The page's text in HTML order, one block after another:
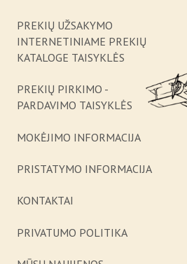
PREKIŲ UŽSAKYMO
INTERNETINIAME PREKIŲ
KATALOGE TAISYKLĖS
PREKIŲ PIRKIMO -
PARDAVIMO TAISYKLĖS
MOKĖJIMO INFORMACIJA
PRISTATYMO INFORMACIJA
KONTAKTAI
PRIVATUMO POLITIKA